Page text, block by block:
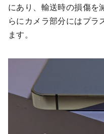
にあり、輸送時の損傷を
らにカメラ部分にはプラ
ます。